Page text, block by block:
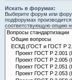
Искать в форумах:
Выберите форум или
подфорумах
соответствующую опцию